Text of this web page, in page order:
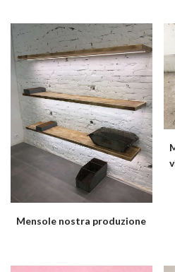
Mensole nostra produzione